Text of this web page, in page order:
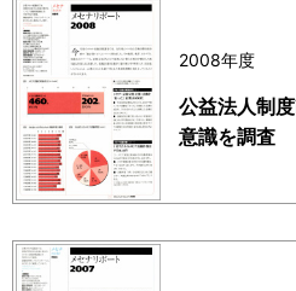
2008年度
公益法人制
意識を調査